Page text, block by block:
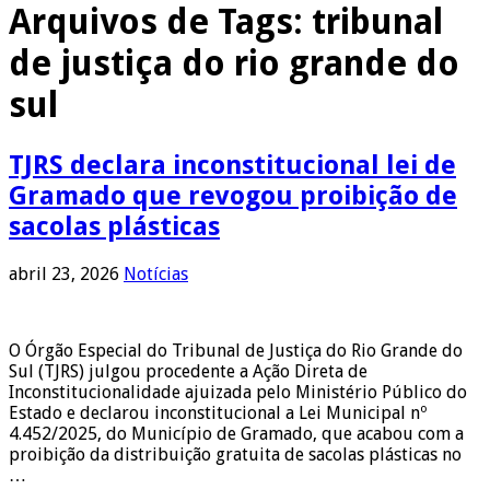
Arquivos de Tags: tribunal
de justiça do rio grande do
sul
TJRS declara inconstitucional lei de
Gramado que revogou proibição de
sacolas plásticas
abril 23, 2026 Notícias
O Órgão Especial do Tribunal de Justiça do Rio Grande do
Sul (TJRS) julgou procedente a Ação Direta de
Inconstitucionalidade ajuizada pelo Ministério Público do
Estado e declarou inconstitucional a Lei Municipal nº
4.452/2025, do Município de Gramado, que acabou com a
proibição da distribuição gratuita de sacolas plásticas no
…